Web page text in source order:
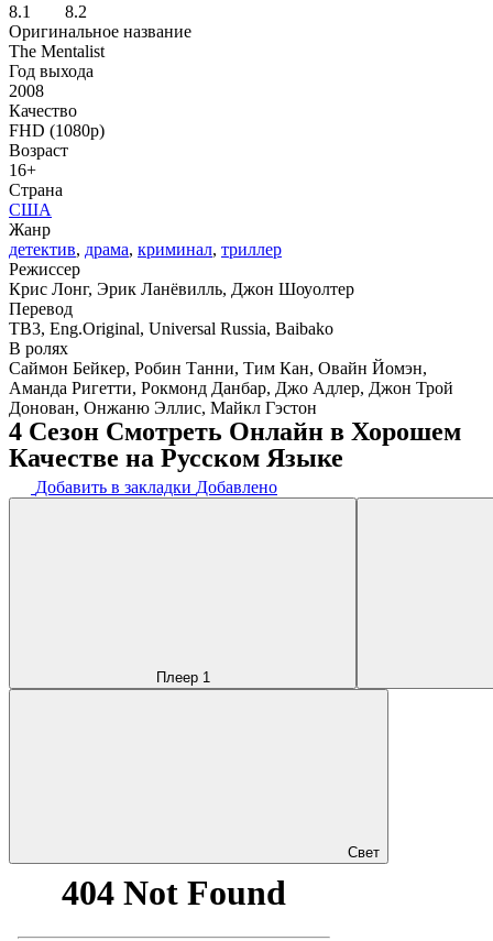
8.1
8.2
Оригинальное название
The Mentalist
Год выхода
2008
Качество
FHD (1080p)
Возраст
16+
Страна
США
Жанр
детектив, драма, криминал, триллер
Режиссер
Крис Лонг, Эрик Ланёвилль, Джон Шоуолтер
Перевод
ТВ3, Eng.Original, Universal Russia, Baibako
В ролях
Саймон Бейкер, Робин Танни, Тим Кан, Овайн Йомэн,
Аманда Ригетти, Рокмонд Данбар, Джо Адлер, Джон Трой
Донован, Онжаню Эллис, Майкл Гэстон
4 Сезон Смотреть Онлайн в Хорошем
Качестве на Русском Языке
Добавить в закладки Добавлено
Плеер 1
Свет